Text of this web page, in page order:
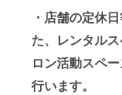
・店舗の定休
た、レンタル
ロン活動スペ
行います。